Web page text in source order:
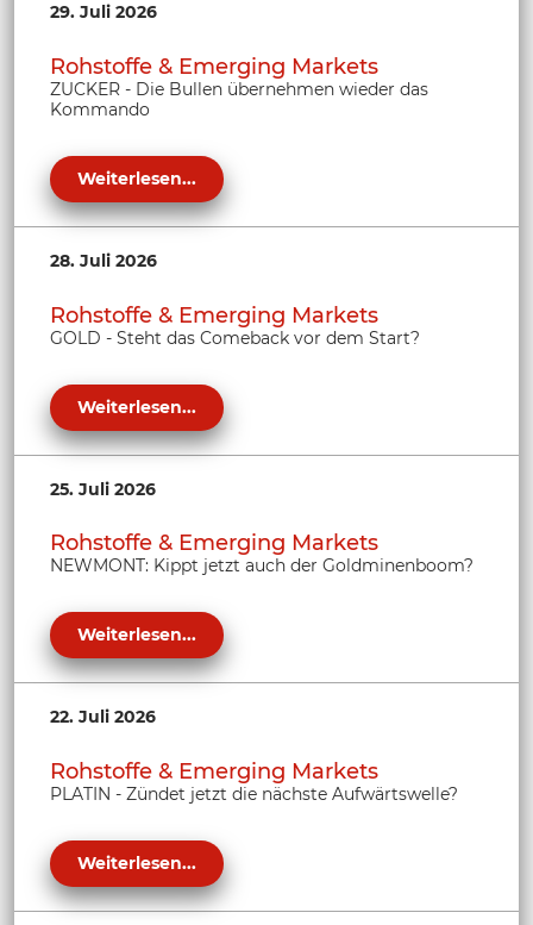
29. Juli 2026
Rohstoffe & Emerging Markets
ZUCKER - Die Bullen übernehmen wieder das
Kommando
Weiterlesen...
28. Juli 2026
Rohstoffe & Emerging Markets
GOLD - Steht das Comeback vor dem Start?
Weiterlesen...
25. Juli 2026
Rohstoffe & Emerging Markets
NEWMONT: Kippt jetzt auch der Goldminenboom?
Weiterlesen...
22. Juli 2026
Rohstoffe & Emerging Markets
PLATIN - Zündet jetzt die nächste Aufwärtswelle?
Weiterlesen...